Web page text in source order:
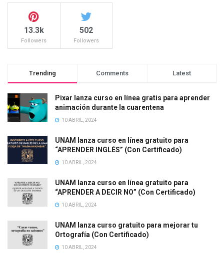
13.3k
Followers
502
Followers
Trending Comments Latest
Pixar lanza curso en línea gratis para aprender
animación durante la cuarentena
10 ABRIL, 2024
UNAM lanza curso en línea gratuito para
“APRENDER INGLÉS” (Con Certificado)
10 ABRIL, 2024
UNAM lanza curso en línea gratuito para
“APRENDER A DECIR NO” (Con Certificado)
10 ABRIL, 2024
UNAM lanza curso gratuito para mejorar tu
Ortografía (Con Certificado)
10 ABRIL, 2024